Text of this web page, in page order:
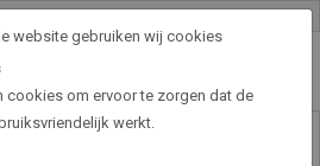
website gebruiken wij cookies
cookies om ervoor te zorgen dat de
werkt.